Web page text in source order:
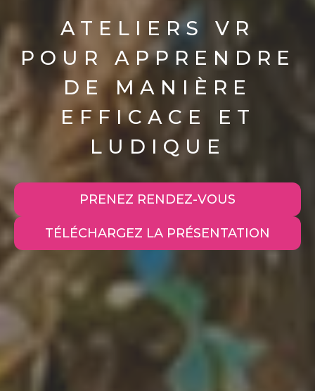
ATELIERS VR
POUR APPRENDRE
DE MANIÈRE
EFFICACE ET
LUDIQUE
PRENEZ RENDEZ-VOUS
TÉLÉCHARGEZ LA PRÉSENTATION